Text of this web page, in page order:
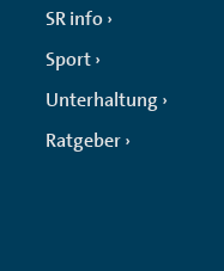
SR info
Sport
Unterhaltung
Ratgeber